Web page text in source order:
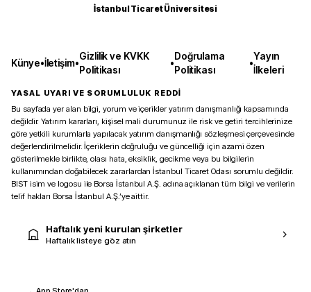
İstanbul Ticaret Üniversitesi
Künye•İletişim•
Gizlilik ve KVKK
Politikası
•
Doğrulama
Politikası
•
Yayın
İlkeleri
YASAL UYARI VE SORUMLULUK REDDİ
Bu sayfada yer alan bilgi, yorum ve içerikler yatırım danışmanlığı kapsamında
değildir. Yatırım kararları, kişisel mali durumunuz ile risk ve getiri tercihlerinize
göre yetkili kurumlarla yapılacak yatırım danışmanlığı sözleşmesi çerçevesinde
değerlendirilmelidir. İçeriklerin doğruluğu ve güncelliği için azami özen
gösterilmekle birlikte, olası hata, eksiklik, gecikme veya bu bilgilerin
kullanımından doğabilecek zararlardan İstanbul Ticaret Odası sorumlu değildir.
BIST isim ve logosu ile Borsa İstanbul A.Ş. adına açıklanan tüm bilgi ve verilerin
telif hakları Borsa İstanbul A.Ş.’ye aittir.
Haftalık yeni kurulan şirketler
Haftalık listeye göz atın